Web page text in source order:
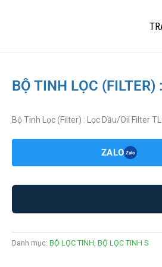
BỘ TINH LỌC
Bộ Tinh Lọc (Filter) : Lọc Dầu/Oil Filter
ZALO Zalo
Danh mục: BỘ LỌC TINH, BỘ LỌC TINH S